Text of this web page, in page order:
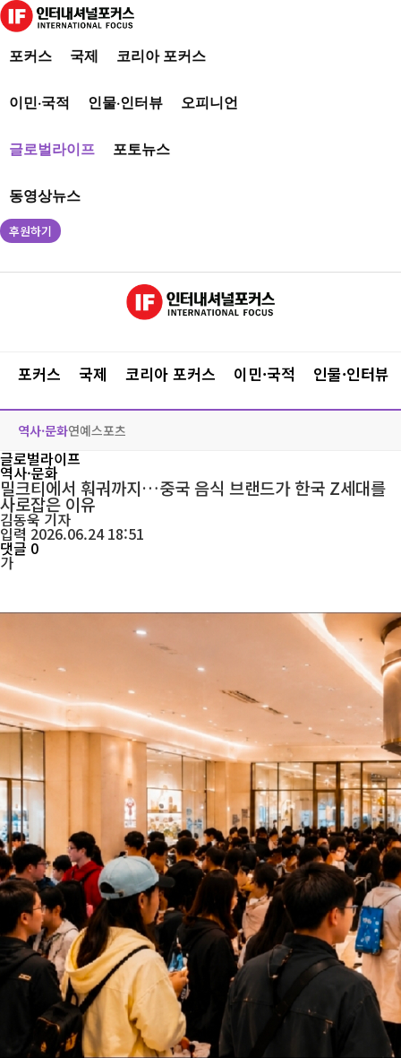
포커스 국제 코리아 포커스
이민·국적 인물·인터뷰 오피니언
글로벌라이프 포토뉴스
동영상뉴스
후원하기
포커스 국제 코리아 포커스 이민·국적 인물·인터뷰
역사·문화연예스포츠
글로벌라이프
역사·문화
밀크티에서 훠궈까지…중국 음식 브랜드가 한국 Z세대를
사로잡은 이유
김동욱기자
입력 2026.06.24 18:51
댓글 0
가